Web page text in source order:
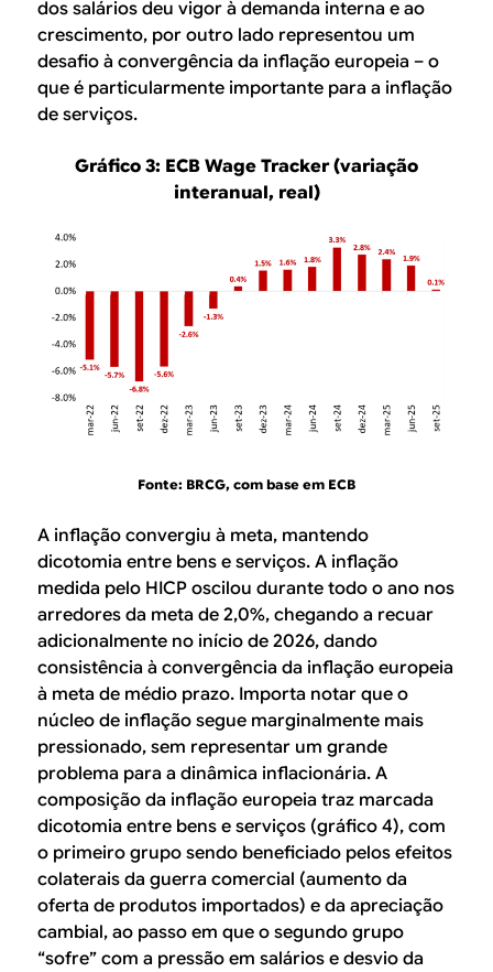
dos salários deu vigor à demanda interna e ao
crescimento, por outro lado representou um
desafio à convergência da inflação europeia – o
que é particularmente importante para a inflação
de serviços.
Gráfico 3: ECB Wage Tracker (variação
interanual, real)
Fonte: BRCG, com base em ECB
A inflação convergiu à meta, mantendo
dicotomia entre bens e serviços. A inflação
medida pelo HICP oscilou durante todo o ano nos
arredores da meta de 2,0%, chegando a recuar
adicionalmente no início de 2026, dando
consistência à convergência da inflação europeia
à meta de médio prazo. Importa notar que o
núcleo de inflação segue marginalmente mais
pressionado, sem representar um grande
problema para a dinâmica inflacionária. A
composição da inflação europeia traz marcada
dicotomia entre bens e serviços (gráfico 4), com
o primeiro grupo sendo beneficiado pelos efeitos
colaterais da guerra comercial (aumento da
oferta de produtos importados) e da apreciação
cambial, ao passo em que o segundo grupo
“sofre” com a pressão em salários e desvio da